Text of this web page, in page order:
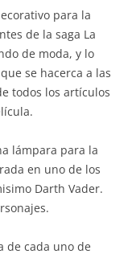
para la
de la saga La
de moda, y lo
se hacerca a las
todos los artículos
lámpara para la
en uno de los
Darth Vader.
de cada uno de